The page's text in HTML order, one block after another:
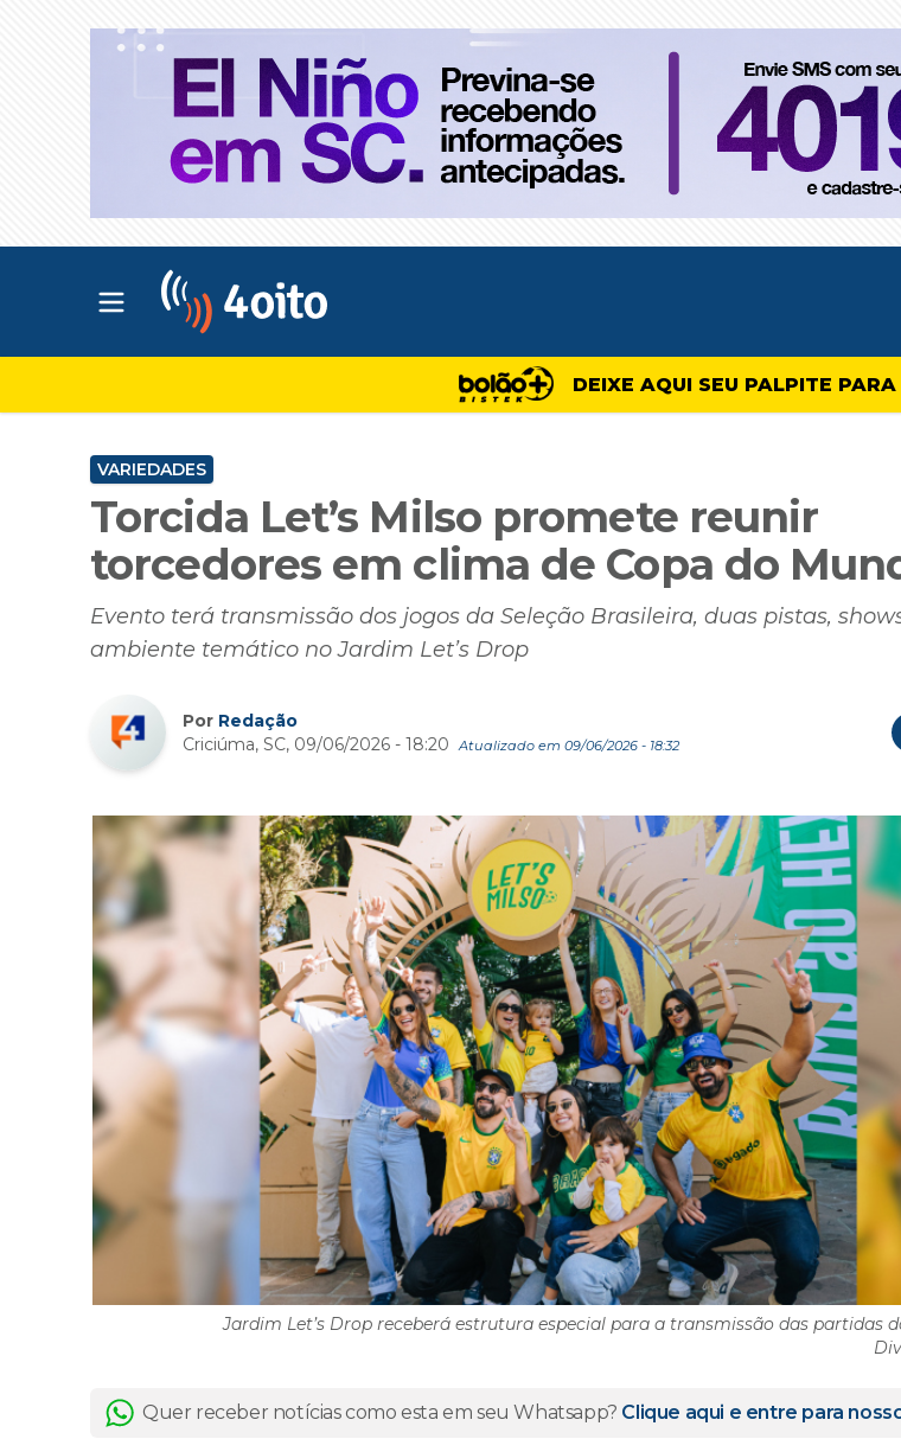
Abrir menu principal
DEIXE AQUI SEU PALPITE
VARIEDADES
Torcida Let’s Milso promete reunir
torcedores em clima de Copa do
Evento terá transmissão dos jogos da Seleção Brasileira, duas pistas,
ambiente temático no Jardim Let’s Drop
Por Redação
Criciúma, SC, 09/06/2026 - 18:20
Atualizado em 09/06/2026 - 18:32
Jardim Let’s Drop receberá estrutura especial para a transmissão das partidas
Quer receber notícias como esta em seu Whatsapp? Clique aqui e entre para